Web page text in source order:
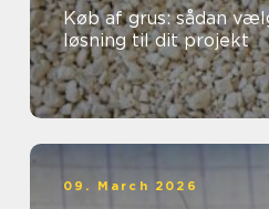
Køb af grus: sådan
løsning til dit projekt
09. March 2026